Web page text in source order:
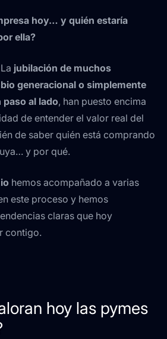
hoy… y quién estaría
ella?
jubilación de muchos
generacional o simplemente
paso al lado, han puesto encima
de entender el valor real del
de saber quién está comprando
y por qué.
hemos acompañado a varias
este proceso y hemos
claras que hoy
contigo.
hoy las pymes